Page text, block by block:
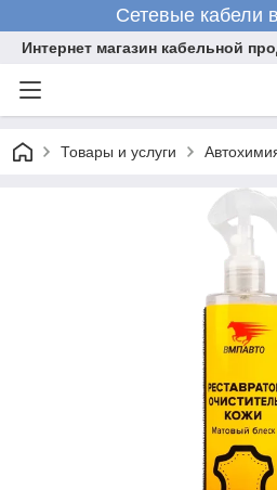
Сетевые кабели
Интернет магазин кабельной
Товары и услуги